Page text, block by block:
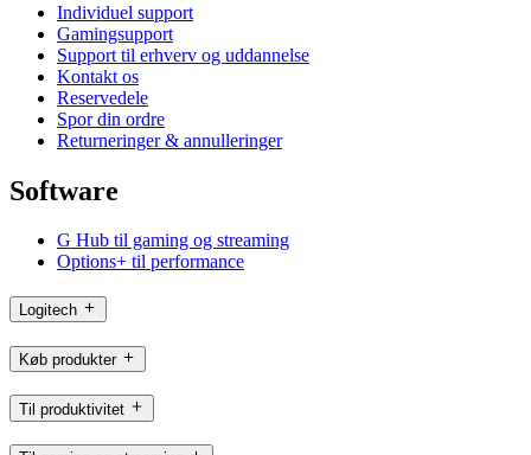
Individuel support
Gamingsupport
Support til erhverv og uddannelse
Kontakt os
Reservedele
Spor din ordre
Returneringer & annulleringer
Software
G Hub til gaming og streaming
Options+ til performance
Logitech
Køb produkter
Til produktivitet